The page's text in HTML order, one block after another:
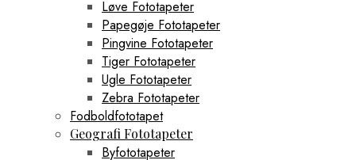
Løve Fototapeter
Papegøje Fototapeter
Pingvine Fototapeter
Tiger Fototapeter
Ugle Fototapeter
Zebra Fototapeter
Fodboldfototapet
Geografi Fototapeter
Byfototapeter